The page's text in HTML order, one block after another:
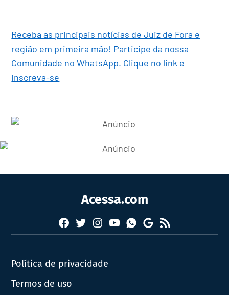
Receba as principais notícias de Juiz de Fora e
região em primeira mão! Participe da nossa
Comunidade no WhatsApp. Clique no link e
inscreva-se
Acessa.com
Facebook
TwitterInstagram
YouTubeWhatsapp
Google
News
RSS
Política de privacidade
Termos de uso